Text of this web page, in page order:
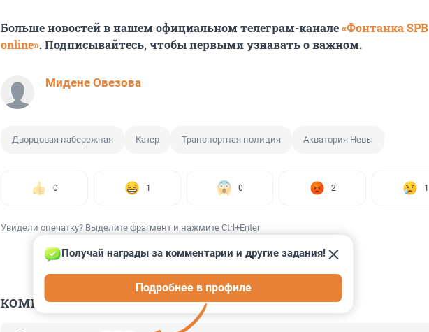
Больше новостей в нашем официальном телеграм-канале«Фонтанка SPB
online». Подписывайтесь, чтобы первыми узнавать о важном.
Мидене Овезова
Дворцовая набережная Катер Транспортная полиция Акватория Невы
0 1 0 2 1
Увидели опечатку? Выделите фрагмент и нажмите Ctrl+Enter
КОММЕНТАРИИ 7
Получай награды за комментарии и другие задания!
Подробнее в профиле